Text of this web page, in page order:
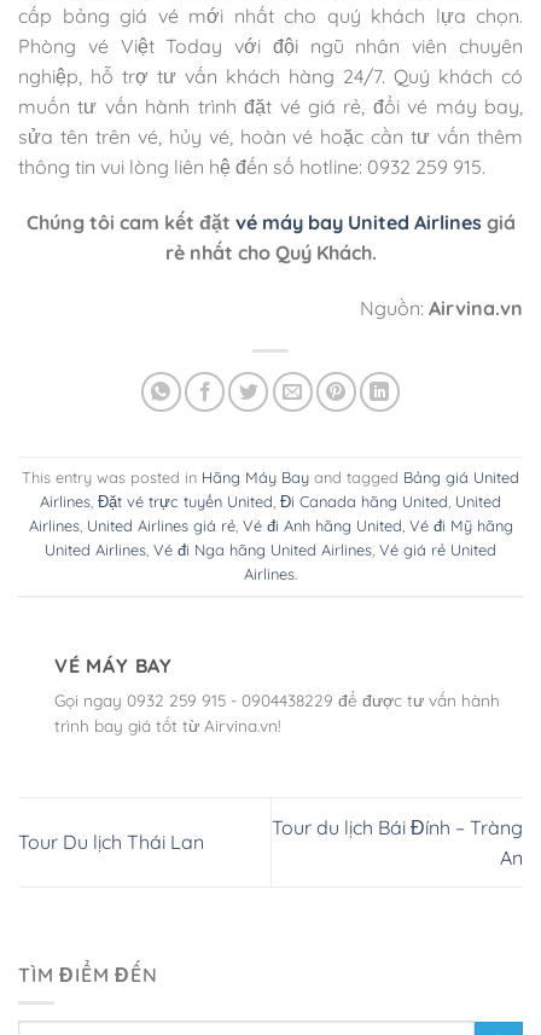
cấp bảng giá vé mới nhất cho quý khách lựa chọn.
Phòng vé Việt Today với đội ngũ nhân viên chuyên
nghiệp, hỗ trợ tư vấn khách hàng 24/7. Quý khách có
muốn tư vấn hành trình đặt vé giá rẻ, đổi vé máy bay,
sửa tên trên vé, hủy vé, hoàn vé hoặc cần tư vấn thêm
thông tin vui lòng liên hệ đến số hotline: 0932 259 915.
Chúng tôi cam kết đặt vé máy bay United Airlinesgiá
rẻ nhất cho Quý Khách.
Nguồn: Airvina.vn
This entry was posted in Hãng Máy Bay and tagged Bảng giá United
Airlines Đặt vé trực tuyến United Đi Canada hãng United United
Airlines, United Airlines giá rẻ, Vé đi Anh hãng United Vé đi Mỹ hãng
United Airlines Vé đi Nga hãng United Airlines Vé giá rẻ United
Airlines
VÉ MÁY BAY
Gọi ngay 0932 259 915 - 0904438229 để được tư vấn hành
trình bay giá tốt từ Airvina.vn!
Tour Du lịch Thái Lan
Tour du lịch Bái Đính – Tràng
An
TÌM ĐIỂM ĐẾN